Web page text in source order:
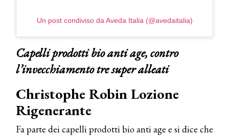
Un post condiviso da Aveda Italia (@avedaitalia)
Capelli prodotti bio anti age, contro
l’invecchiamento tre super alleati
Christophe Robin Lozione
Rigenerante
Fa parte dei capelli prodotti bio anti age e si dice che